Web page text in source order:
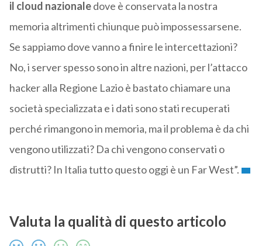
il cloud nazionaledove è conservata la nostra
memoria altrimenti chiunque può impossessarsene.
Se sappiamo dove vanno a finire le intercettazioni?
No, i server spesso sono in altre nazioni, per l’attacco
hacker alla Regione Lazio è bastato chiamare una
società specializzata e i dati sono stati recuperati
perché rimangono in memoria, ma il problema è da chi
vengono utilizzati? Da chi vengono conservati o
distrutti? In Italia tutto questo oggi è un Far West”.
Valuta la qualità di questo articolo